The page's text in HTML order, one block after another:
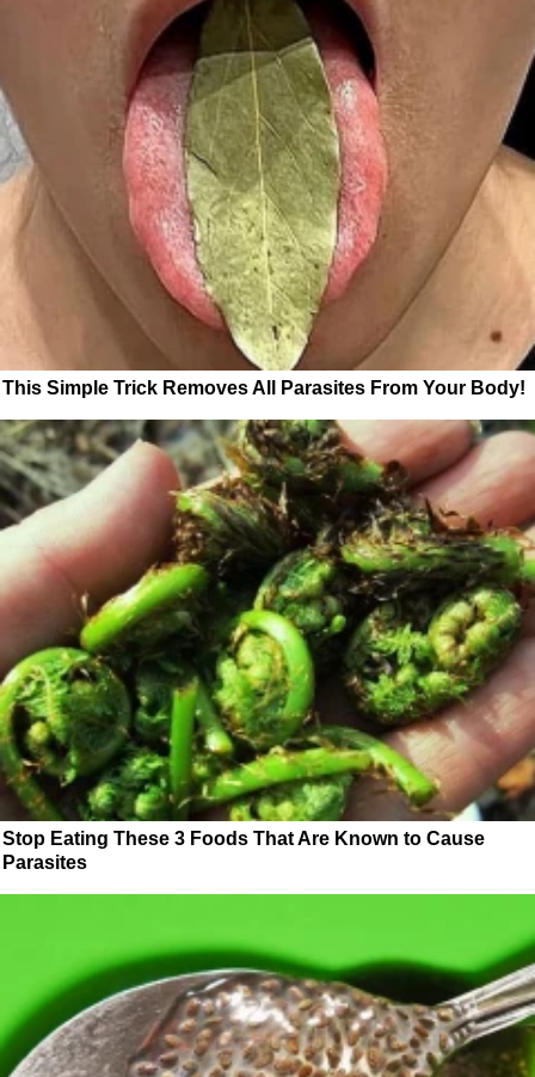
This Simple Trick Removes All Parasites From Your Body!
Stop Eating These 3 Foods That Are Known to Cause
Parasites